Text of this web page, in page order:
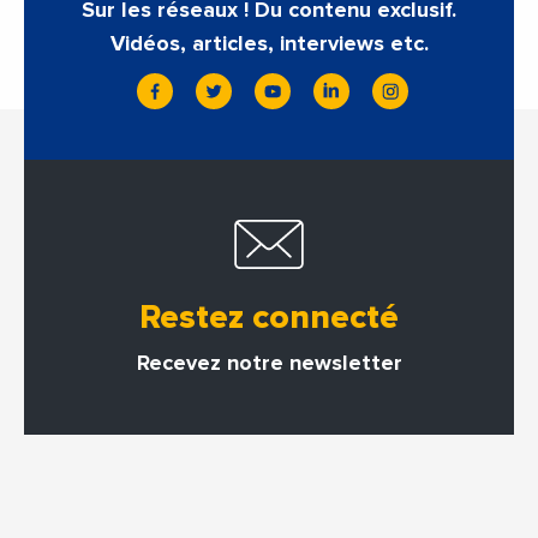
Sur les réseaux ! Du contenu exclusif.
Vidéos, articles, interviews etc.
Restez connecté
Recevez notre newsletter